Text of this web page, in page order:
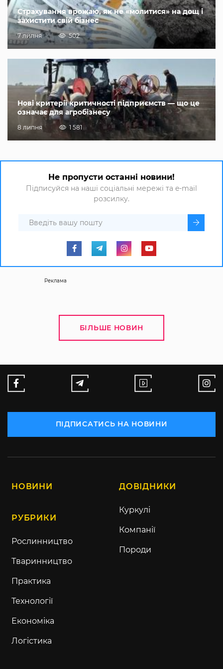
Страхування врожаю, як не «молитися» на дощ і
захистити свій бізнес
7 липня 502
Нові критерії критичності підприємств — що це
означає для агробізнесу
8 липня 1 581
Не пропусти останні новини!
Підписуйся на наші соціальні мережі та e-mail
розсилку.
Реклама
БІЛЬШЕ НОВИН
ПІДПИСАТИСЬ НА НОВИНИ
НОВИНИ
РУБРИКИ
Рослинництво
Тваринництво
Практика
Технології
Економіка
Логістика
ДОВІДНИКИ
Куркулі
Компанії
Породи